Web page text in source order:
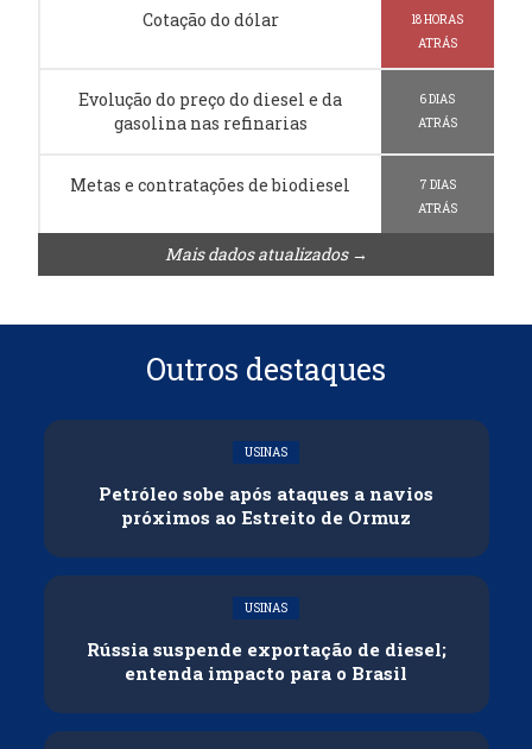
Cotação do dólar
18 HORAS
ATRÁS
Evolução do preço do diesel e da
gasolina nas refinarias
6 DIAS
ATRÁS
Metas e contratações de biodiesel
7 DIAS
ATRÁS
Mais dados atualizados →
Outros destaques
USINAS
Petróleo sobe após ataques a navios
próximos ao Estreito de Ormuz
USINAS
Rússia suspende exportação de diesel;
entenda impacto para o Brasil